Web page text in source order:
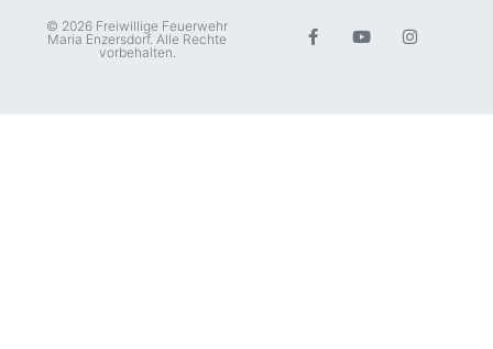
© 2026 Freiwillige Feuerwehr
Maria Enzersdorf. Alle Rechte
vorbehalten.